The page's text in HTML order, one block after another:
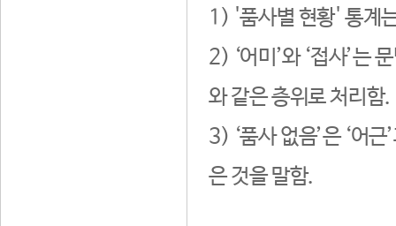
1) '품사별 현황' 통계
2) ‘어미’와 ‘접사’는
와 같은 층위로 처리함.
3) ‘품사 없음’은 ‘어
은 것을 말함.